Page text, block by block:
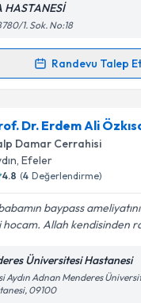
verilerimin işlenmesine
'ni okudum ve kişisel
işlenmesini kabul
HASTANESİ
1. Sok. No:18
Randevu Talep Et
Takvimi Talebi
Önder Bozkurtiçin
Size bu uzmandan
e-posta ile
verilerimin işlenmesine
'ni okudum ve kişisel
işlenmesini kabul
Dr. Erdem Ali
Damar Cerrahisi
, Efeler
4.8 (4 Değerlendirme)
baypass ameliyatını
Allah kendisinden
Üniversitesi Hastanesi
Aydın Adnan Menderes
09100